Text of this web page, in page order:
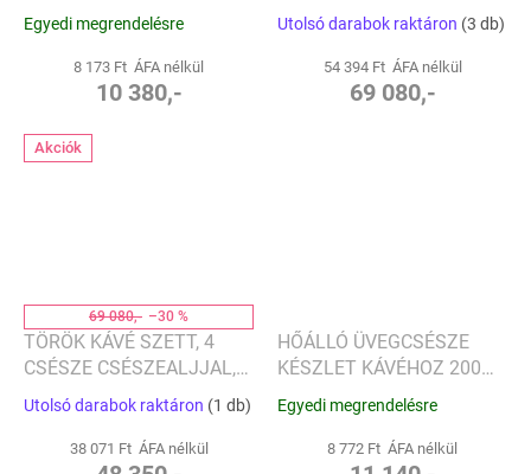
KOLLEKCIÓ - VILLEROY &
BOCH
Egyedi megrendelésre
8 173 Ft ÁFA nélkül
10 380,-
KÉK HULLÁM -
Utolsó darabok raktáron (3 db)
54 394 Ft ÁFA nélkül
69 080,-
Akciók
69 080,- –30 %
TÖRÖK KÁVÉ SZETT, 4
CSÉSZE CSÉSZEALJJAL,
FEKETE HULLÁM -
Utolsó darabok raktáron (1 db)
38 071 Ft ÁFA nélkül
HŐÁLLÓ ÜVEGCSÉSZE
KÉSZLET KÁVÉHOZ 200
ML NERO, BLOMUS
Egyedi megrendelésre
8 772 Ft ÁFA nélkül